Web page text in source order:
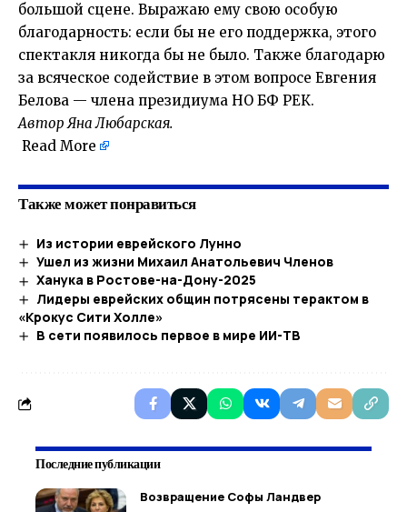
большой сцене. Выражаю ему свою особую
благодарность: если бы не его поддержка, этого
спектакля никогда бы не было. Также благодарю
за всяческое содействие в этом вопросе Евгения
Белова — члена президиума НО БФ РЕК.
Автор Яна Любарская.
Read More
Также может понравиться
Из истории еврейского Лунно
Ушел из жизни Михаил Анатольевич Членов
Ханука в Ростове-на-Дону-2025
Лидеры еврейских общин потрясены терактом в
«Крокус Сити Холле»
В сети появилось первое в мире ИИ-ТВ
Последние публикации
Возвращение Софы Ландвер